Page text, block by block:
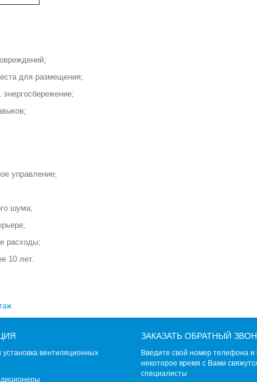
для размещения;
управление;
шума;
расходы;
10 лет.
вентиляционных
ЗАКАЗАТЬ ОБРАТНЫЙ
Введите свой номер телефона и
некоторое время с Вами
специалисты